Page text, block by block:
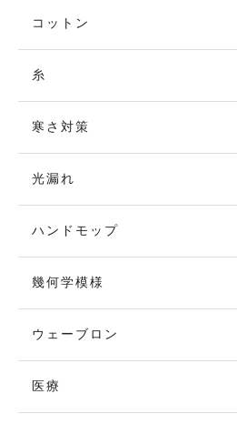
コットン
糸
寒さ対策
光漏れ
ハンドモップ
幾何学模様
ウェーブロン
医療